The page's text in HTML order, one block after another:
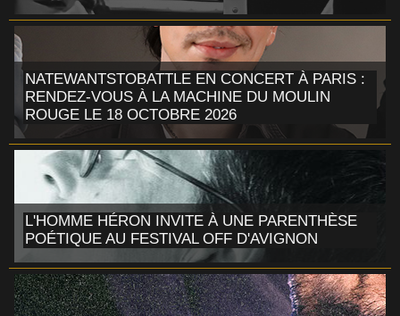
NATEWANTSTOBATTLE EN CONCERT À PARIS :
RENDEZ-VOUS À LA MACHINE DU MOULIN
ROUGE LE 18 OCTOBRE 2026
L'HOMME HÉRON INVITE À UNE PARENTHÈSE
POÉTIQUE AU FESTIVAL OFF D'AVIGNON